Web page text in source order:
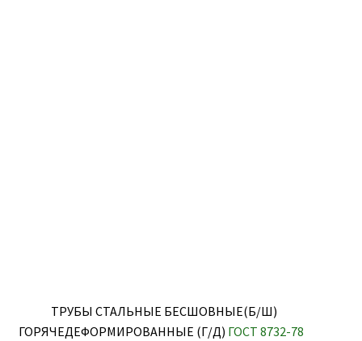
ТРУБЫ СТАЛЬНЫЕ БЕСШОВНЫЕ(Б/Ш)
ГОРЯЧЕДЕФОРМИРОВАННЫЕ (Г/Д) ГОСТ 8732-78